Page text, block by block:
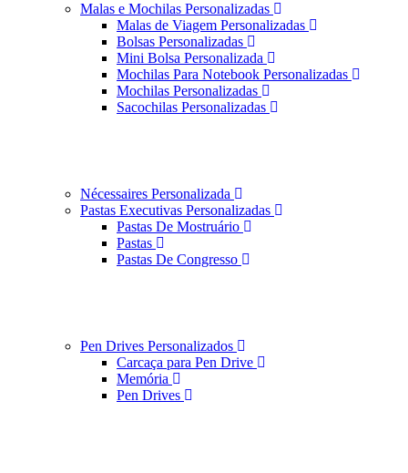
Malas e Mochilas Personalizadas
Malas de Viagem Personalizadas
Bolsas Personalizadas
Mini Bolsa Personalizada
Mochilas Para Notebook Personalizadas
Mochilas Personalizadas
Sacochilas Personalizadas
Nécessaires Personalizada
Pastas Executivas Personalizadas
Pastas De Mostruário
Pastas
Pastas De Congresso
Pen Drives Personalizados
Carcaça para Pen Drive
Memória
Pen Drives